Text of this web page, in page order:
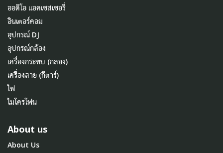
ออดิโอ แอคเซสเซอรี่
อินเตอร์คอม
อุปกรณ์ DJ
อุปกรณ์กล้อง
เครื่องกระทบ (กลอง)
เครื่องสาย (กีตาร์)
ไฟ
ไมโครโฟน
About us
About Us